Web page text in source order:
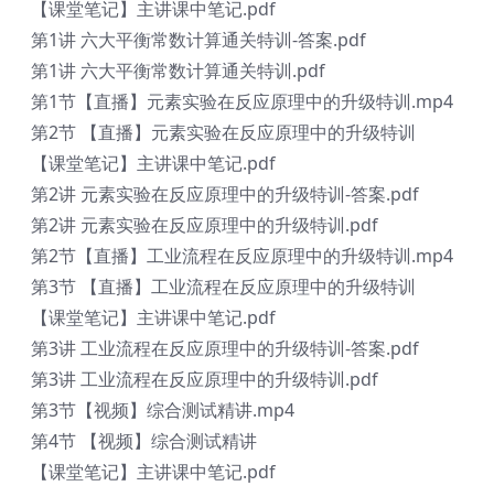
【课堂笔记】主讲课中笔记.pdf
第1讲 六大平衡常数计算通关特训-答案.pdf
第1讲 六大平衡常数计算通关特训.pdf
第1节【直播】元素实验在反应原理中的升级特训.mp4
第2节 【直播】元素实验在反应原理中的升级特训
【课堂笔记】主讲课中笔记.pdf
第2讲 元素实验在反应原理中的升级特训-答案.pdf
第2讲 元素实验在反应原理中的升级特训.pdf
第2节【直播】工业流程在反应原理中的升级特训.mp4
第3节 【直播】工业流程在反应原理中的升级特训
【课堂笔记】主讲课中笔记.pdf
第3讲 工业流程在反应原理中的升级特训-答案.pdf
第3讲 工业流程在反应原理中的升级特训.pdf
第3节【视频】综合测试精讲.mp4
第4节 【视频】综合测试精讲
【课堂笔记】主讲课中笔记.pdf